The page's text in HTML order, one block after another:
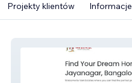
Projekty klientów Informacje